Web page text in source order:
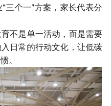
三个一”方案，家长代表分
不是单一活动，而是需要
日常的行动文化，让低碳
。